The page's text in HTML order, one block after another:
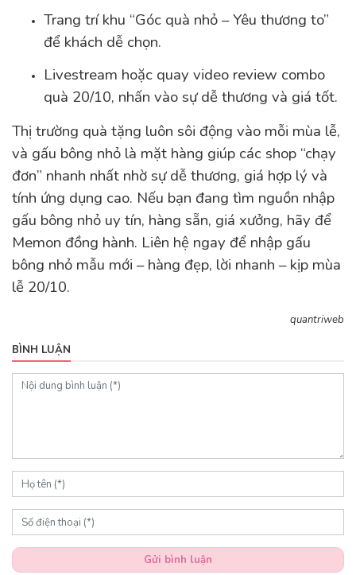
Trang trí khu “Góc quà nhỏ – Yêu thương to”
để khách dễ chọn.
Livestream hoặc quay video review combo
quà 20/10, nhấn vào sự dễ thương và giá tốt.
Thị trường quà tặng luôn sôi động vào mỗi mùa lễ,
và gấu bông nhỏ là mặt hàng giúp các shop “chạy
đơn” nhanh nhất nhờ sự dễ thương, giá hợp lý và
tính ứng dụng cao. Nếu bạn đang tìm nguồn nhập
gấu bông nhỏ uy tín, hàng sẵn, giá xưởng, hãy để
Memon đồng hành. Liên hệ ngay để nhập gấu
bông nhỏ mẫu mới – hàng đẹp, lời nhanh – kịp mùa
lễ 20/10.
quantriweb
BÌNH LUẬN
Gửi bình luận